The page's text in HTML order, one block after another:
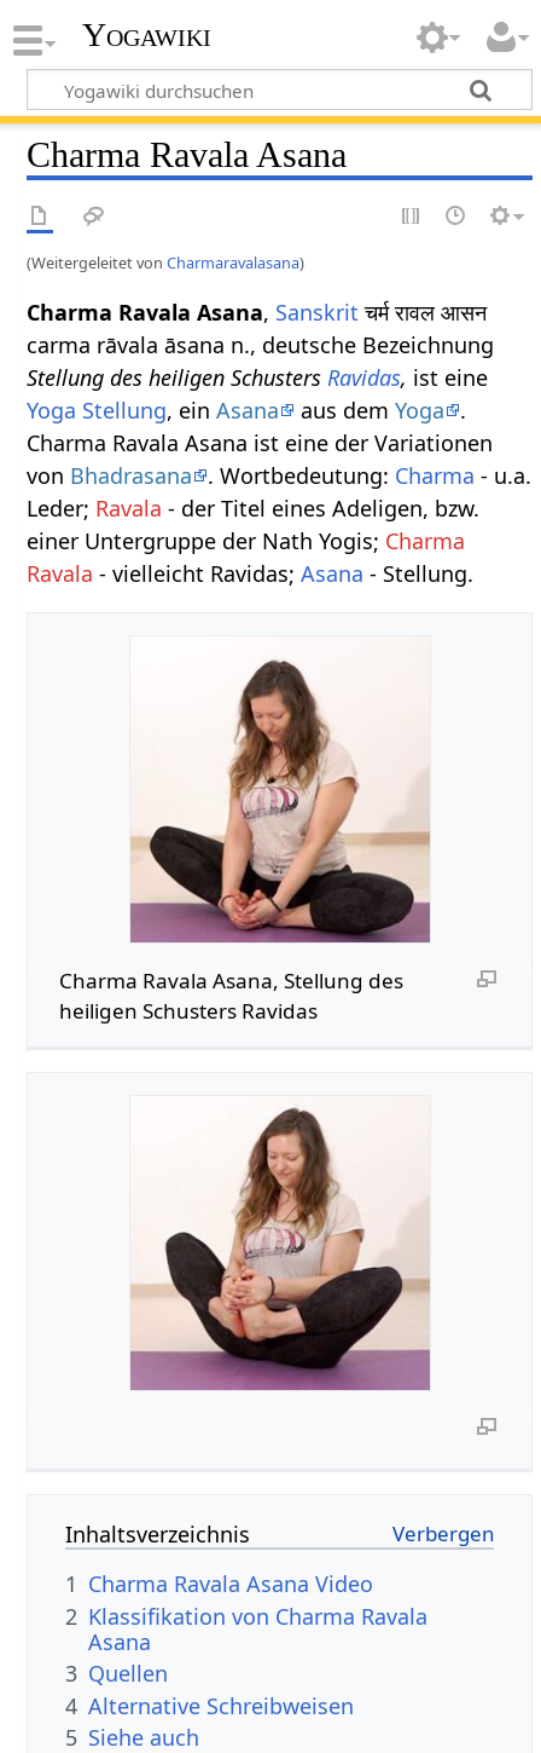
Yogawiki
Charma Ravala Asana
(Weitergeleitet vonCharmaravalasana)
Charma Ravala Asana, Sanskrit चर्म रावल आसन
carma rāvala āsana n., deutsche Bezeichnung
Stellung des heiligen SchustersRavidas, ist eine
Yoga Stellung, einAsana aus demYoga
.
Charma Ravala Asana ist eine der Variationen
von Bhadrasana . Wortbedeutung: Charma - u.a.
Leder; Ravala - der Titel eines Adeligen, bzw.
einer Untergruppe der Nath Yogis; Charma
Ravala - vielleicht Ravidas;Asana - Stellung.
Charma Ravala Asana, Stellung des
heiligen Schusters Ravidas
Inhaltsverzeichnis
1 Charma Ravala Asana Video
2 Klassifikation von Charma Ravala
Asana
3 Quellen
4 Alternative Schreibweisen
5 Siehe auch